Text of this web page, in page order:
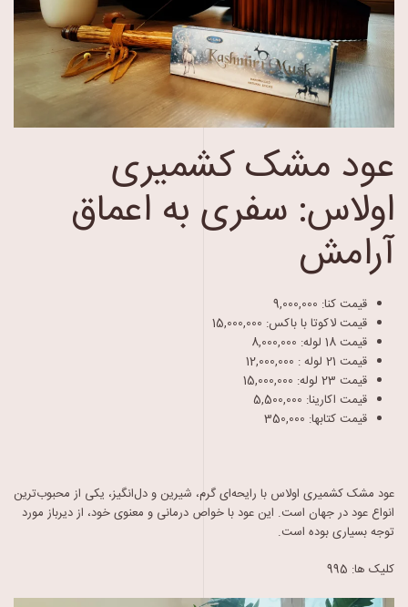
عود مشک کشمیری
اولاس: سفری به اعماق
آرامش
قیمت کنا: 9,000,000
قیمت لاکوتا با باکس: 15,000,000
قیمت 18 لوله:
8,000,000
قیمت 21 لوله :
12,000,000
قیمت 23 لوله:
15,000,000
قیمت اکارینا: 5,500,000
قیمت کتابها: 350,000
عود مشک کشمیری اولاس با رایحه‌ای گرم، شیرین و دل‌انگیز، یکی از محبوب‌ترین
انواع عود در جهان است. این عود با خواص درمانی و معنوی خود، از دیرباز مورد
توجه بسیاری بوده است.
کلیک ها: 995